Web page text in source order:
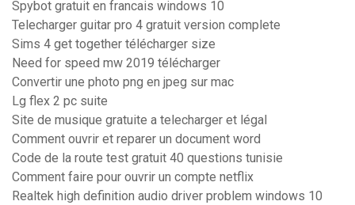
Spybot gratuit en francais windows 10
Telecharger guitar pro 4 gratuit version complete
Sims 4 get together télécharger size
Need for speed mw 2019 télécharger
Convertir une photo png en jpeg sur mac
Lg flex 2 pc suite
Site de musique gratuite a telecharger et légal
Comment ouvrir et reparer un document word
Code de la route test gratuit 40 questions tunisie
Comment faire pour ouvrir un compte netflix
Realtek high definition audio driver problem windows 10